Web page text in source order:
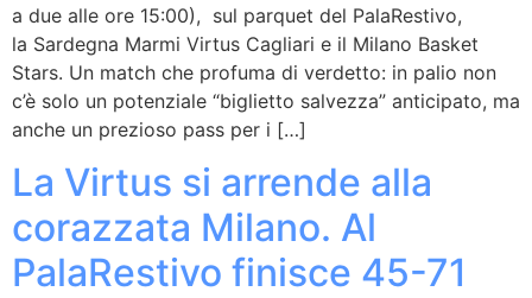
a due alle ore 15:00), sul parquet del PalaRestivo,
la Sardegna Marmi Virtus Cagliari e il Milano Basket
Stars. Un match che profuma di verdetto: in palio non
c’è solo un potenziale “biglietto salvezza” anticipato, ma
anche un prezioso pass per i […]
La Virtus si arrende alla
corazzata Milano. Al
PalaRestivo finisce 45-71